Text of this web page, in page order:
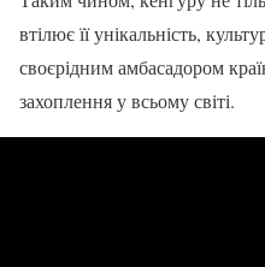
втілює її унікальність,
своєрідним амбасадором
захоплення у всьому світі.